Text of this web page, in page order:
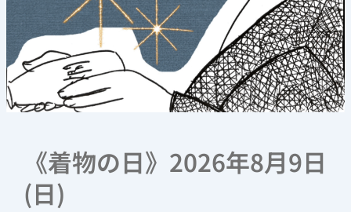
《着物の日》2026年8月9日
(日)